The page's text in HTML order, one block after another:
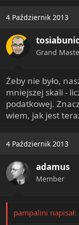
c
t
o
n
4 Październik 2013
Grand
Żeby nie było,
mniejszej skali -
podatkowej.
wiem, jak jest
4 Październik 2013
adamus
Member
pampalini napisał: